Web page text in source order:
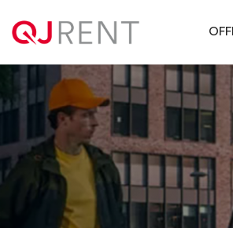
QJ Rent Offerte noleggio lungo termine